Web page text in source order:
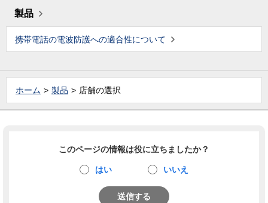
製品
携帯電話の電波防護への適合性について
ホーム 製品 店舗の選択
このページの情報は役に立ちましたか？
はい いいえ
送信する